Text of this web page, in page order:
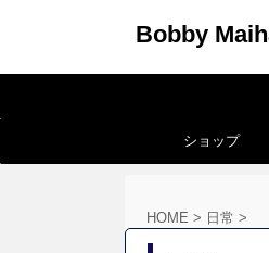
Bobby
ショップ
HOME > 日常 >